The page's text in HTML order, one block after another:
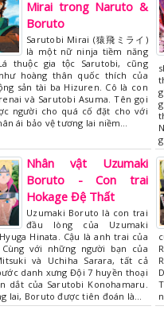
Mirai trong Naruto &
Boruto
Sarutobi Mirai (猿飛ミライ)
là một nữ ninja tiềm năng
thuộc gia tộc Sarutobi, cũng
hoàng thân quốc thích của
sản tài ba Hizuren. Cô là con
và Sarutobi Asuma. Tên gọi
người cho quá cố đặt cho với
ái bảo vệ tương lai niềm…
Nhân vật Uzumaki
Boruto - Con trai
Hokage Đệ Thất
Uzumaki Boruto là con trai
đầu lòng của Uzumaki
Hinata. Cậu là anh trai của
Cùng với những người bạn của
và Uchiha Sarara, tất cả
danh xưng Đội 7 huyền thoại
dắt của Sarutobi Konohamaru.
lai, Boruto được tiên đoán là…